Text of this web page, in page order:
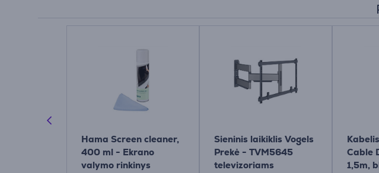
Hama Screen cleaner,
400 ml - Ekrano
valymo rinkinys
Sieninis laikiklis Vogels
Prekė - TVM5645
televizoriams
Cable
1,5m,